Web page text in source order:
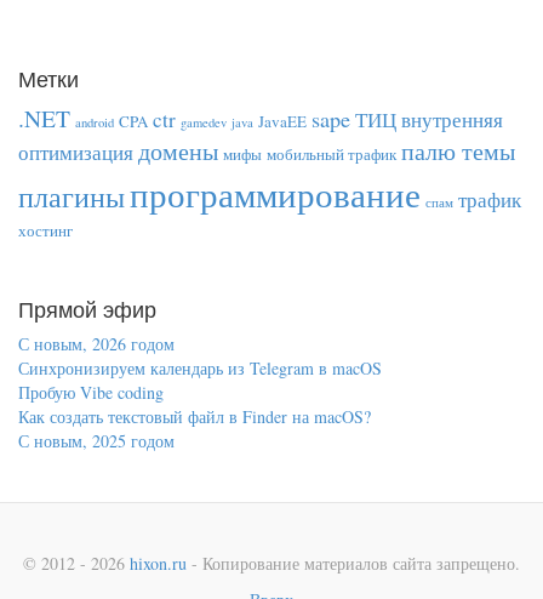
Метки
.NET android CPA ctr gamedev java JavaEE sapeТИЦвнутренняя
оптимизациядомены мифы мобильный трафик палю темы
плагиныпрограммирование спам трафик
хостинг
Прямой эфир
С новым, 2026 годом
Синхронизируем календарь из Telegram в macOS
Пробую Vibe coding
Как создать текстовый файл в Finder на macOS?
С новым, 2025 годом
© 2012 - 2026 hixon.ru - Копирование материалов сайта запрещено.